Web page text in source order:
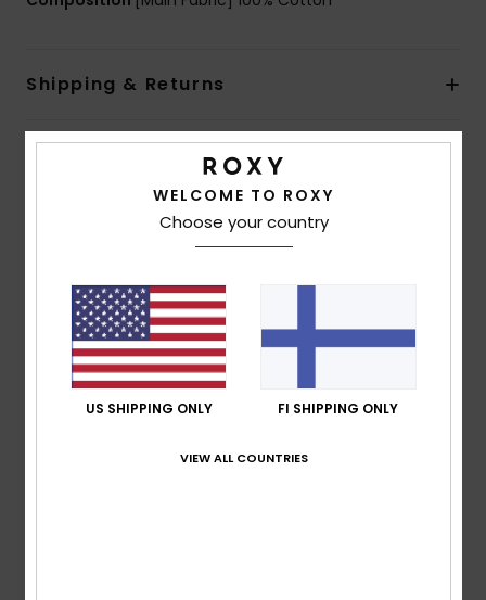
Shipping & Returns
Customer Reviews
Average Score
5.0
based on1 verified reviews
Value for money
WELCOME TO ROXY
Choose your country
US SHIPPING ONLY FI SHIPPING ONLY
VIEW ALL COUNTRIES